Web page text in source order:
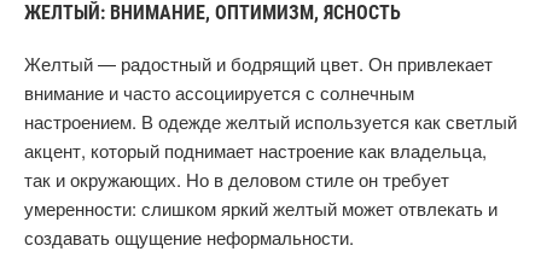
ЖЕЛТЫЙ: ВНИМАНИЕ, ОПТИМИЗМ, ЯСНОСТЬ
Желтый — радостный и бодрящий цвет. Он привлекает
внимание и часто ассоциируется с солнечным
настроением. В одежде желтый используется как светлый
акцент, который поднимает настроение как владельца,
так и окружающих. Но в деловом стиле он требует
умеренности: слишком яркий желтый может отвлекать и
создавать ощущение неформальности.